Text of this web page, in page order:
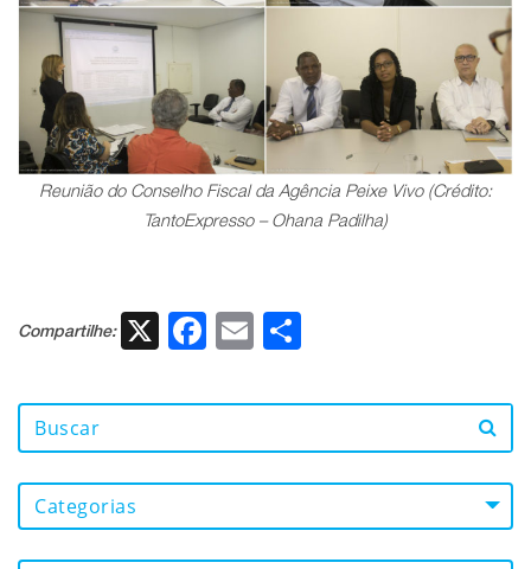
Reunião do Conselho Fiscal da Agência Peixe Vivo (Crédito:
TantoExpresso – Ohana Padilha)
Compartilhe: X Facebook
Email
Categorias